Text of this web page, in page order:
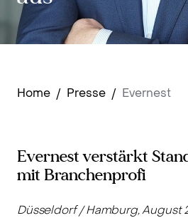
Home / Presse / Evernest
Evernest verstärkt
mit Branchenprofi
Düsseldorf / Hamburg, August